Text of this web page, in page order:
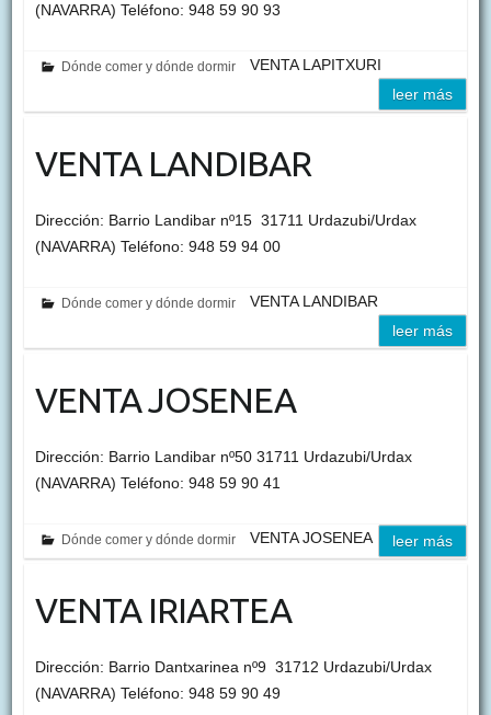
(NAVARRA) Teléfono: 948 59 90 93
Dónde comer y dónde dormir
VENTA LAPITXURI
leer más
VENTA LANDIBAR
Dirección: Barrio Landibar nº15 31711 Urdazubi/Urdax
(NAVARRA) Teléfono: 948 59 94 00
Dónde comer y dónde dormir
VENTA LANDIBAR
leer más
VENTA JOSENEA
Dirección: Barrio Landibar nº50 31711 Urdazubi/Urdax
(NAVARRA) Teléfono: 948 59 90 41
Dónde comer y dónde dormir VENTA JOSENEA leer más
VENTA IRIARTEA
Dirección: Barrio Dantxarinea nº9 31712 Urdazubi/Urdax
(NAVARRA) Teléfono: 948 59 90 49